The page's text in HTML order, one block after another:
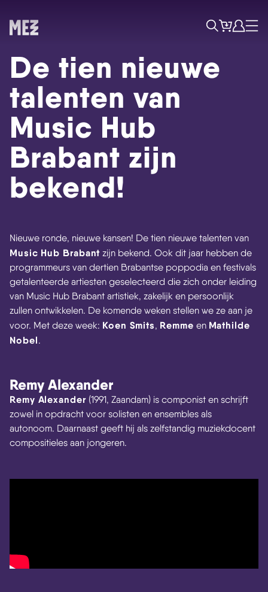
Skip navigatie
ZoekTicketsAccount
Menu
De tien nieuwe
talenten van
Music Hub
Brabant zijn
bekend!
Nieuwe ronde, nieuwe kansen! De tien nieuwe talenten van
Music Hub Brabant zijn bekend. Ook dit jaar hebben de
programmeurs van dertien Brabantse poppodia en festivals
getalenteerde artiesten geselecteerd die zich onder leiding
van Music Hub Brabant artistiek, zakelijk en persoonlijk
zullen ontwikkelen. De komende weken stellen we ze aan je
voor. Met deze week: Koen Smits, Remme en Mathilde
Nobel.
Remy Alexander
Remy Alexander(1991, Zaandam) is componist en schrijft
zowel in opdracht voor solisten en ensembles als
autonoom. Daarnaast geeft hij als zelfstandig muziekdocent
compositieles aan jongeren.